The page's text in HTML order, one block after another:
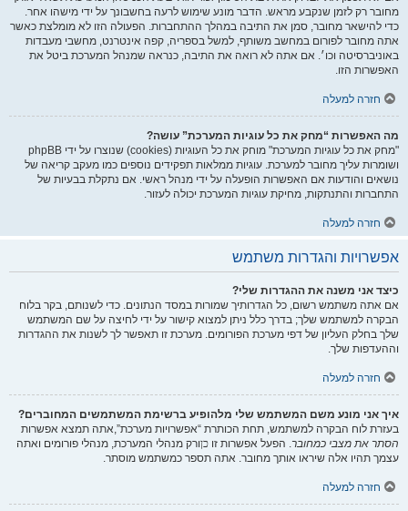
מחובר רק לזמן שנקבע מראש. הדבר מונע שימוש לרעה בחשבונך על ידי מישהו אחר.
כדי להישאר מחובר, סמן את התיבה במהלך ההתחברות. הפעולה הזו לא מומלצת כאשר
אתה מחובר לפורום במחשב משותף, למשל בספריה, קפה אינטרנט, מחשבי מעבדות
באוניברסיטה וכו׳. אם אתה לא רואה את התיבה, כנראה שמנהל המערכת ביטל את
האפשרות הזו.
חזרה למעלה
מה האפשרות “מחק את כל עוגיות המערכת” עושה?
"מחק את כל עוגיות המערכת" מוחק את כל העוגיות (cookies) שנוצרו על ידי phpBB
ושומרות עליך מחובר למערכת. עוגיות ממלאות תפקידים נוספים כמו מעקב קריאה של
נושאים והודעות אם האפשרות הופעלה על ידי מנהל ראשי. אם נתקלת בבעיות של
התחברות והתנתקות, מחיקת עוגיות המערכת יכולה לעזור.
חזרה למעלה
אפשרויות והגדרות משתמש
כיצד אני משנה את ההגדרות שלי?
אם אתה משתמש רשום, כל הגדרותיך שמורות במסד הנתונים. כדי לשנותם, בקר בלוח
הבקרה למשתמש שלך; בדרך כלל ניתן למצוא קישור על ידי לחיצה על שם המשתמש
שלך בחלק העליון של דפי מערכת הפורומים. מערכת זו תאפשר לך לשנות את ההגדרות
וההעדפות שלך.
חזרה למעלה
איך אני מונע משם המשתמש שלי מלהופיע ברשימת המשתמשים המחוברים?
בעזרת לוח הבקרה למשתמש, תחת הכותרת “אפשרויות מערכת”,אתה תמצא אפשרות
הסתר את מצבי כמחובר. הפעל אפשרות זו כןורק מנהלי המערכת, מנהלי פורומים ואתה
עצמך תהיו אלה שיראו אותך מחובר. אתה תספר כמשתמש מוסתר.
חזרה למעלה